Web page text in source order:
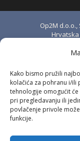
Kako bismo pružili
kolačića za pohranu i/ili
tehnologije omogućit
pri pregledavanju ili
povlačenje privole
funkcije.
Op2M
Hrvatska
u cijelosti.
IBAN: